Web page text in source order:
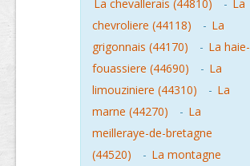
La chevallerais (44810)
- La
chevroliere (44118)
- La
grigonnais (44170)
- La haie-
fouassiere (44690)
- La
limouziniere (44310)
- La
marne (44270)
- La
meilleraye-de-bretagne
(44520)
- La montagne